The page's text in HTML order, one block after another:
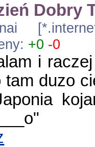
Dobry
+0 -0
i
tam duzo